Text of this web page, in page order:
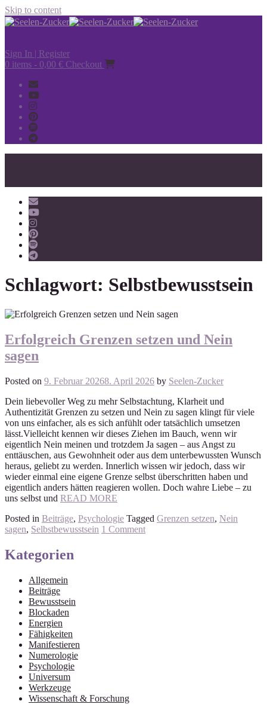
Skip to content
Sign In | Register
0 items - 0,00 € Checkout
Schlagwort: Selbstbewusstsein
Erfolgreich Grenzen setzen und Nein
sagen
Posted on 9. Februar 20268. April 2026 by Seelen-Zucker
Dein liebevoller Weg zu mehr Selbstachtung, Klarheit und
Authentizität Grenzen zu setzen und Nein zu sagen klingt für viele
von uns einfacher, als es sich anfühlt oder tatsächlich umsetzen
lässt.Vielleicht kennen wir dieses Ziehen im Bauch, wenn wir
eigentlich Nein meinen und trotzdem Ja sagen – aus Angst zu
enttäuschen, aus Gewohnheit oder aus dem unterbewussten Wunsch
heraus, geliebt zu werden. Innerlich wissen wir jedoch, dass wir
wieder einmal eine eigene Grenze selbst überschritten haben und
eigentlich anders hätten reagieren wollen. Doch wahre Liebe – zu
uns selbst und READ MORE
Posted in Beiträge, Psychologie Tagged Grenzen setzen, Nein
sagen, Selbstbewusstsein 1 Comment
Kategorien
Allgemein
Beiträge
Bewusstsein
Blockaden
Energien
Fähigkeiten
Manifestieren
Numerologie
Psychologie
Universum
Werkzeuge
Wissenschaft & Forschung